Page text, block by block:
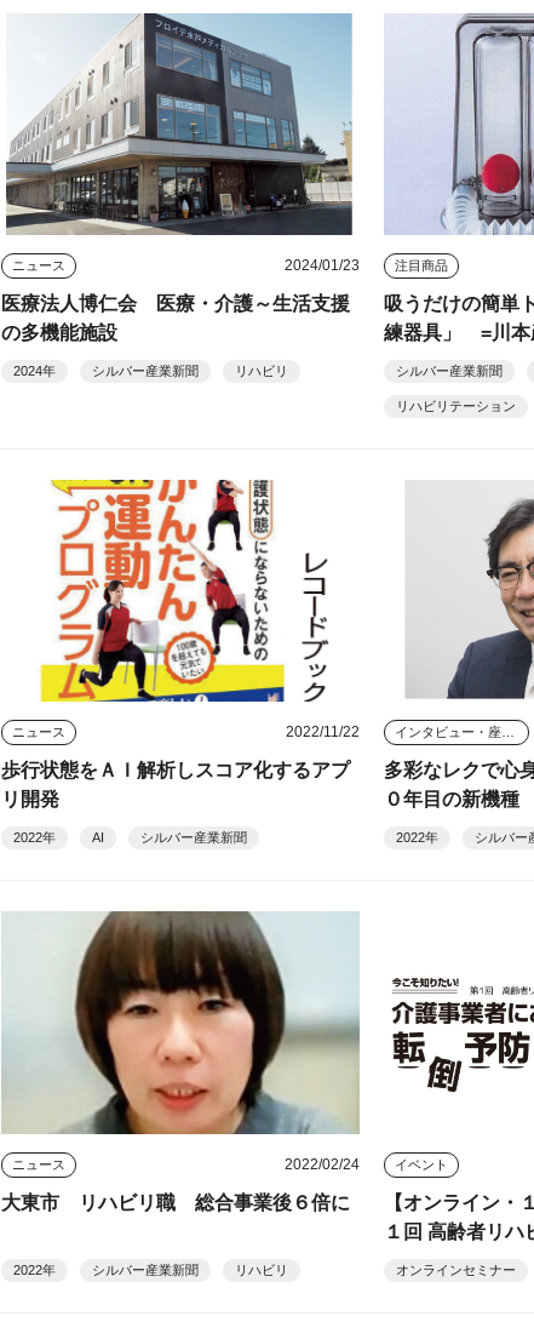
ニュース 2024/01/23
医療法人博仁会 医療・介護～生活支援
の多機能施設
2024年 シルバー産業新聞 リハビリ
注目商品
吸うだけの簡単
練器具」 =川本
シルバー産業新聞
リハビリテーション
ニュース 2022/11/22
歩行状態をＡＩ解析しスコア化するアプ
リ開発
2022年 AI シルバー産業新聞
多彩なレクで心
０年目の新機種
2022年 シルバー
ニュース 2022/02/24
大東市 リハビリ職 総合事業後６倍に
2022年 シルバー産業新聞 リハビリ
イベント
【オンライン・
１回 高齢者リハ
者における転倒
オンラインセミナー